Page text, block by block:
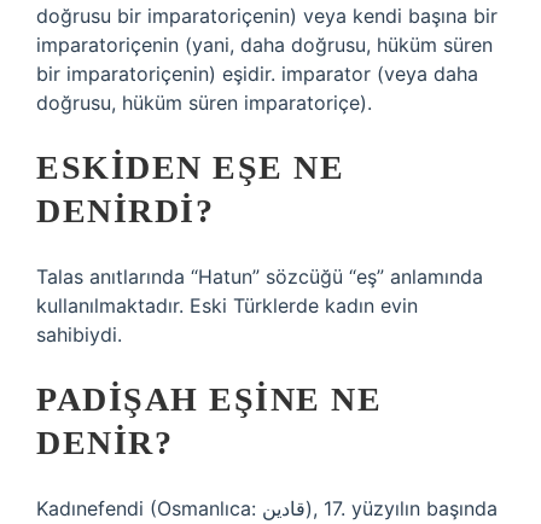
doğrusu bir imparatoriçenin) veya kendi başına bir
imparatoriçenin (yani, daha doğrusu, hüküm süren
bir imparatoriçenin) eşidir. imparator (veya daha
doğrusu, hüküm süren imparatoriçe).
ESKIDEN EŞE NE
DENIRDI?
Talas anıtlarında “Hatun” sözcüğü “eş” anlamında
kullanılmaktadır. Eski Türklerde kadın evin
sahibiydi.
PADIŞAH EŞINE NE
DENIR?
Kadınefendi (Osmanlıca: قادین), 17. yüzyılın başında